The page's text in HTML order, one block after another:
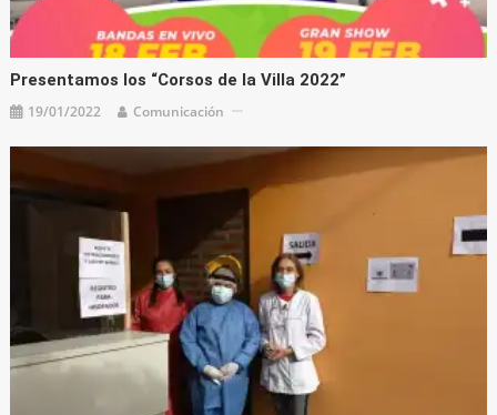
Presentamos los “Corsos de la Villa 2022”
19/01/2022 Comunicación